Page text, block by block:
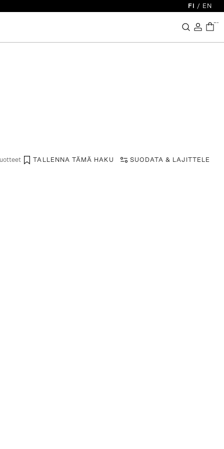
FI / EN
...
TALLENNA TÄMÄ HAKU SUODATA & LAJITTELE